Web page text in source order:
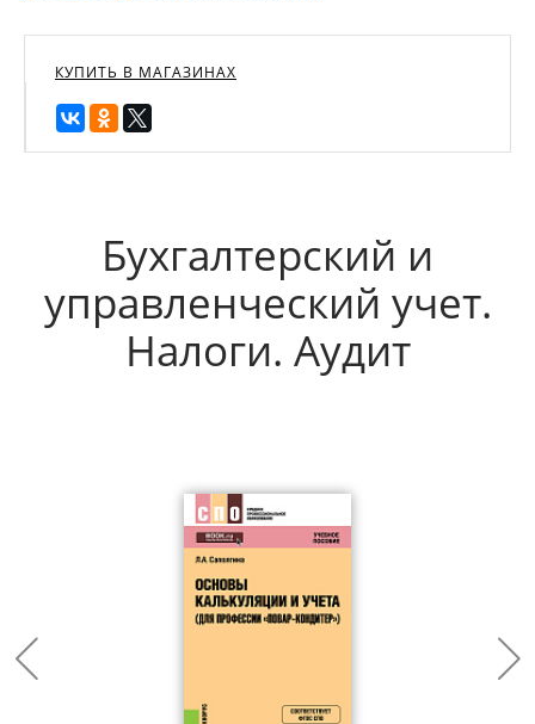
КУПИТЬ В МАГАЗИНАХ
Бухгалтерский и
управленческий учет.
Налоги. Аудит